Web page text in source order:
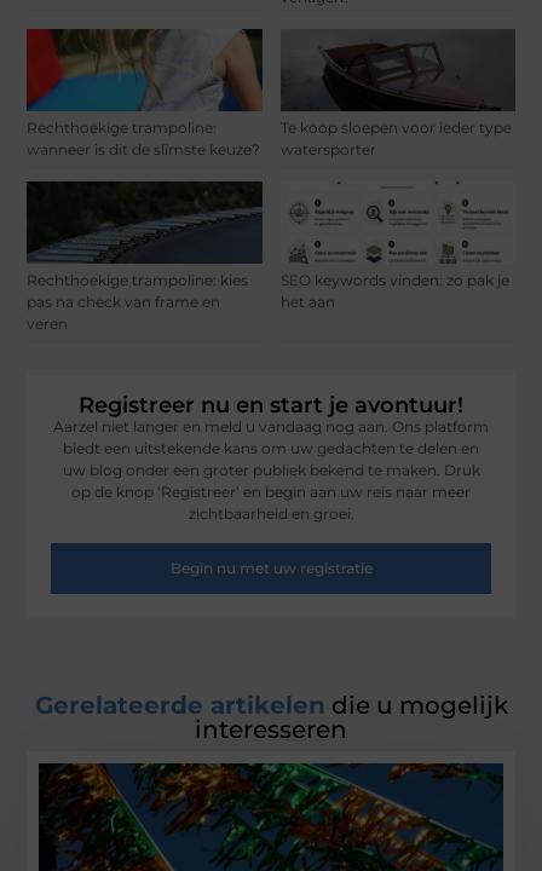
Rechthoekige trampoline:
wanneer is dit de slimste keuze?
Te koop sloepen voor ieder type
watersporter
Rechthoekige trampoline: kies
pas na check van frame en
veren
SEO keywords vinden: zo pak je
het aan
Registreer nu en start je avontuur!
Aarzel niet langer en meld u vandaag nog aan. Ons platform
biedt een uitstekende kans om uw gedachten te delen en
uw blog onder een groter publiek bekend te maken. Druk
op de knop ‘Registreer’ en begin aan uw reis naar meer
zichtbaarheid en groei.
Begin nu met uw registratie
Gerelateerde artikelen die u mogelijk
interesseren